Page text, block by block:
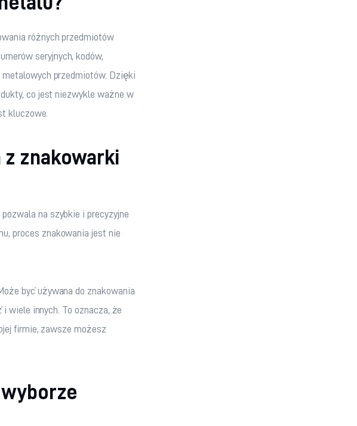
różnych przedmiotów
seryjnych, kodów,
przedmiotów. Dzięki
co jest niezwykle ważne w
kluczowe.
znakowarki
na szybkie i precyzyjne
proces znakowania jest nie
być używana do znakowania
wiele innych. To oznacza, że
firmie, zawsze możesz